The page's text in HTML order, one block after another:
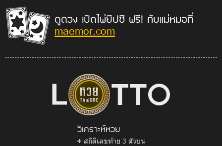
ดูดวง เปิดไพ่ยิปซี ฟรี! กับแม่หมอที่
maemor.com
วิเคราะห์หวย
สถิติเลขท้าย 3 ตัวบน